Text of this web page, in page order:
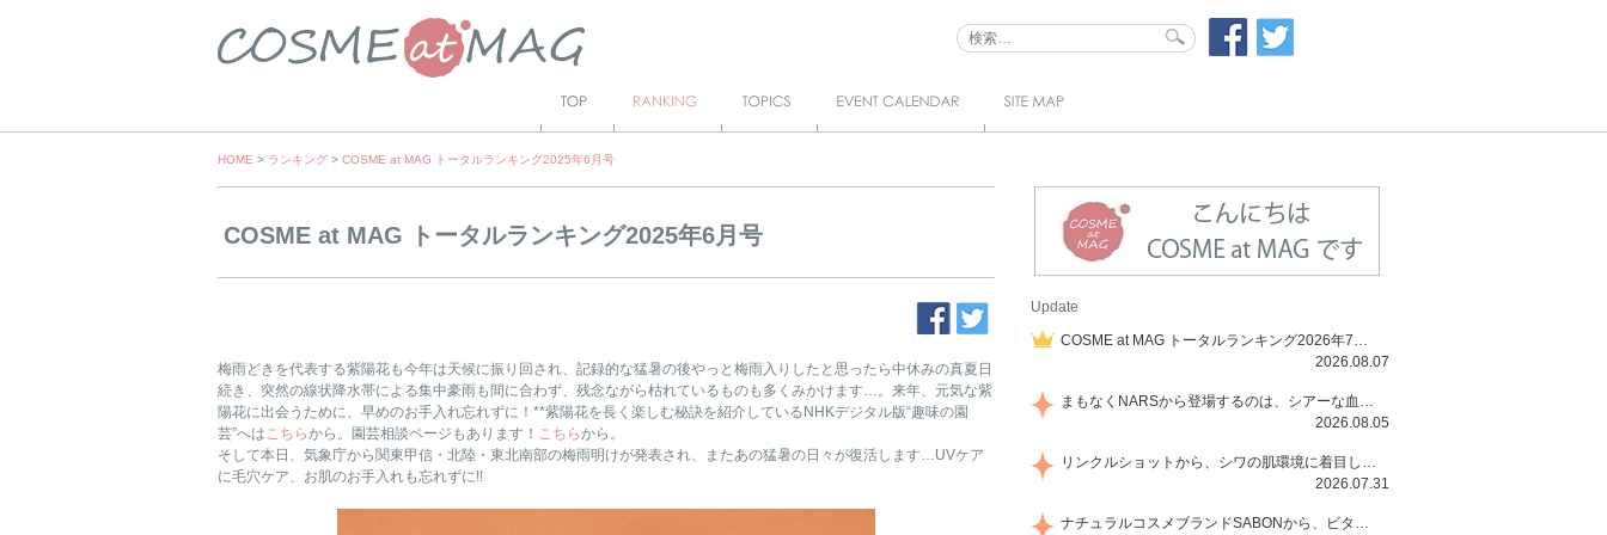
ップ
Skip
HOME > ランキング > COSME at MAG トータルランキング2025年6月号
COSME at MAG トータルランキング2025年6月号
梅雨どきを代表する紫陽花も今年は天候に振り回され、記録的な猛暑の後やっと梅雨入りしたと思ったら中休みの真夏日
続き、突然の線状降水帯による集中豪雨も間に合わず、残念ながら枯れているものも多くみかけます…。来年、元気な紫
陽花に出会うために、早めのお手入れ忘れずに！**紫陽花を長く楽しむ秘訣を紹介しているNHKデジタル版“趣味の園
芸”へはこちらから。園芸相談ページもあります！ こちらから。
そして本日、気象庁から関東甲信・北陸・東北南部の梅雨明けが発表され、またあの猛暑の日々が復活します…UVケア
に毛穴ケア、お肌のお手入れも忘れずに!!
Update
COSME at MAG トータルランキング2026年7月号
2026.08.07
まもなくNARSから登場するのは、シアーな血色感と高揚感が魅力の新作リキッドブラッシュ「インセイシャブル リキッドブラッシュ」と、ゴールデンアワーに染まる空にインスピレーションを得た「アフターグロー リップシャイン」の新色！夏をハックして！
2026.08.05
リンクルショットから、シワの肌環境に着目した初のローションとナイトクリームが登場！デイリーケアで、シワ特有の肌環境を改善し、シワが目立たない肌へと導きます。
2026.07.31
ナチュラルコスメブランドSABONから、ビタミンC配合のビタミンスムージーマスク「ラディアンスマスク」と、ペパーミントにオーガニックハーブを凝縮したジェルの涼感トリートメント美容液「スカルプセラム リフレッシング」が登場！日々のデイリーケアで、過酷な猛暑で疲れた肌や頭皮をサポート、心地よくリフレッシュし、優しく肌を整えます。